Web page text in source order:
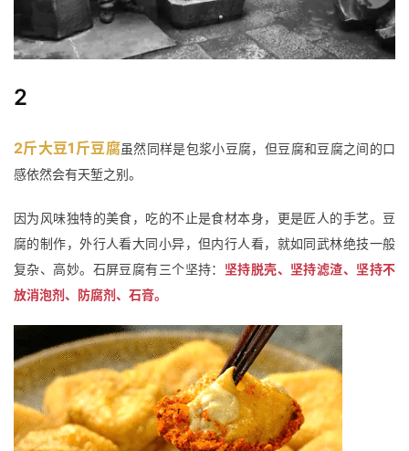
2
2斤大豆1斤豆腐虽然同样是包浆小豆腐，但豆腐和豆腐之间的口
感依然会有天堑之别。
因为风味独特的美食，吃的不止是食材本身，更是匠人的手艺。 豆
腐的制作，外行人看大同小异，但内行人看，就如同武林绝技一般
复杂、高妙。 石屏豆腐有三个坚持： 坚持脱壳、坚持滤渣、坚持不
放消泡剂、防腐剂、石膏。